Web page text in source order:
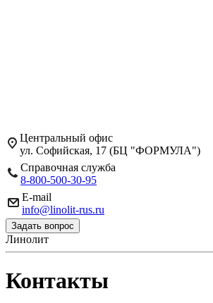
Центральный офис
ул. Софийская, 17 (БЦ "ФОРМУЛА")
Справочная служба
8-800-500-30-95
E-mail
info@linolit-rus.ru
Задать вопрос
Линолит
Контакты